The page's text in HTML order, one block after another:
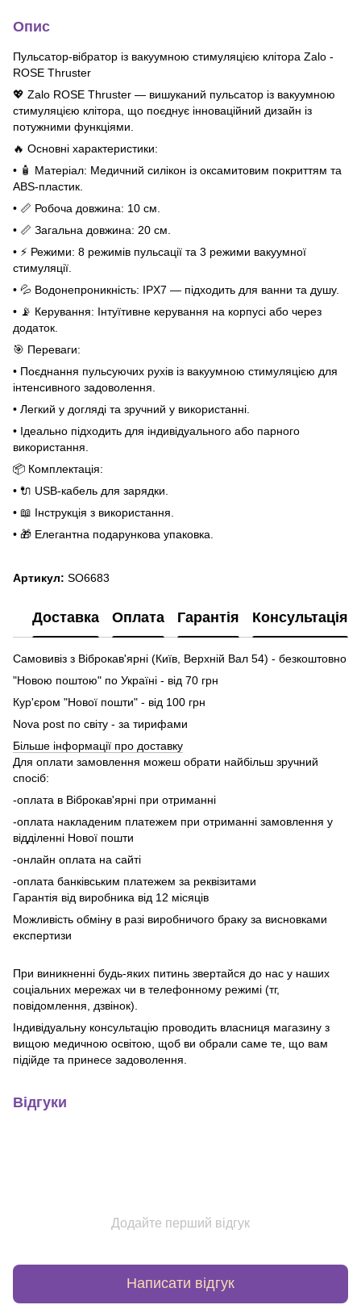
Опис
Пульсатор-вібратор із вакуумною стимуляцією клітора Zalo -
ROSE Thruster
💖 Zalo ROSE Thruster — вишуканий пульсатор із вакуумною
стимуляцією клітора, що поєднує інноваційний дизайн із
потужними функціями.
🔥 Основні характеристики:
• 🧴 Матеріал: Медичний силікон із оксамитовим покриттям та
ABS-пластик.
• 📏 Робоча довжина: 10 см.
• 📏 Загальна довжина: 20 см.
• ⚡ Режими: 8 режимів пульсації та 3 режими вакуумної
стимуляції.
• 💦 Водонепроникність: IPX7 — підходить для ванни та душу.
• 📡 Керування: Інтуїтивне керування на корпусі або через
додаток.
🎯 Переваги:
• Поєднання пульсуючих рухів із вакуумною стимуляцією для
інтенсивного задоволення.
• Легкий у догляді та зручний у використанні.
• Ідеально підходить для індивідуального або парного
використання.
📦 Комплектація:
• 🔌 USB-кабель для зарядки.
• 📖 Інструкція з використання.
• 🎁 Елегантна подарункова упаковка.
Артикул: SO6683
Доставка Оплата Гарантія Консультація
Самовивіз з Віброкав'ярні (Київ, Верхній Вал 54) - безкоштовно
"Новою поштою" по Україні - від 70 грн
Кур'єром "Нової пошти" - від 100 грн
Nova post по світу - за тирифами
Більше інформації про доставку
Для оплати замовлення можеш обрати найбільш зручний
спосіб:
-оплата в Віброкав'ярні при отриманні
-оплата накладеним платежем при отриманні замовлення у
відділенні Нової пошти
-онлайн оплата на сайті
-оплата банківським платежем за реквізитами
Гарантія від виробника від 12 місяців
Можливість обміну в разі виробничого браку за висновками
експертизи
При виникненні будь-яких питинь звертайся до нас у наших
соціальних мережах чи в телефонному режимі (тг,
повідомлення, дзвінок).
Індивідуальну консультацію проводить власниця магазину з
вищою медичною освітою, щоб ви обрали саме те, що вам
підійде та принесе задоволення.
Відгуки
Додайте перший відгук
Написати відгук